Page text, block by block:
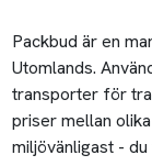
Packbud är en
Utomlands.
transporter för
priser mellan
miljövänligast - du